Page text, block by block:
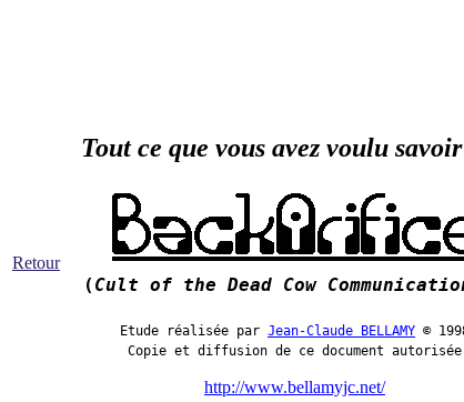
Retour
Tout ce que vous avez voulu
( Cult of the Dead Cow
Etude réalisée par Jean-Claude BELLAMY ©
Copie et diffusion de ce document autorisée
http://www.bellamyjc.net/